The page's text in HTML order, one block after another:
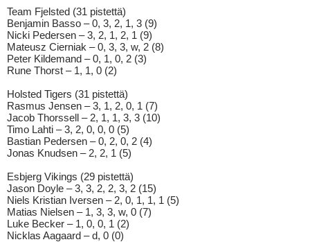
Team Fjelsted (31 pistettä)
Benjamin Basso – 0, 3, 2, 1, 3 (9)
Nicki Pedersen – 3, 2, 1, 2, 1 (9)
Mateusz Cierniak – 0, 3, 3, w, 2 (8)
Peter Kildemand – 0, 1, 0, 2 (3)
Rune Thorst – 1, 1, 0 (2)
Holsted Tigers (31 pistettä)
Rasmus Jensen – 3, 1, 2, 0, 1 (7)
Jacob Thorssell – 2, 1, 1, 3, 3 (10)
Timo Lahti – 3, 2, 0, 0, 0 (5)
Bastian Pedersen – 0, 2, 0, 2 (4)
Jonas Knudsen – 2, 2, 1 (5)
Esbjerg Vikings (29 pistettä)
Jason Doyle – 3, 3, 2, 2, 3, 2 (15)
Niels Kristian Iversen – 2, 0, 1, 1, 1 (5)
Matias Nielsen – 1, 3, 3, w, 0 (7)
Luke Becker – 1, 0, 0, 1 (2)
Nicklas Aagaard – d, 0 (0)